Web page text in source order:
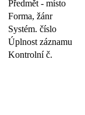
Předmět - místo
Forma, žánr
Systém. číslo
Úplnost záznamu
Kontrolní č.